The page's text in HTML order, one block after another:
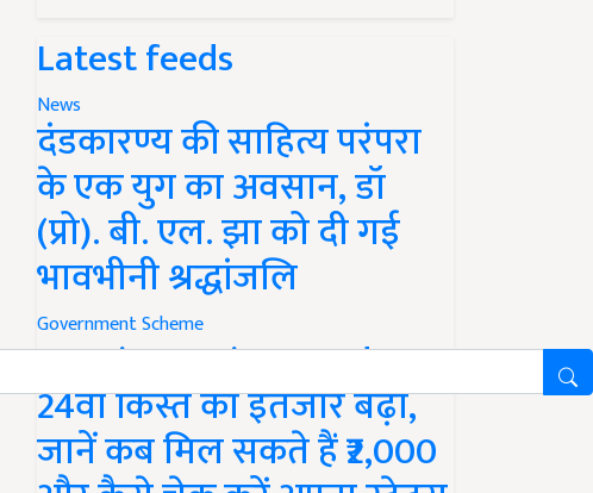
Latest feeds
News
दंडकारण्य की साहित्य परंपरा
के एक युग का अवसान, डॉ
(प्रो). बी. एल. झा को दी गई
भावभीनी श्रद्धांजलि
Government Scheme
PM Kisan Yojana Update:
24वीं किस्त का इंतजार बढ़ा,
जानें कब मिल सकते हैं ₹2,000